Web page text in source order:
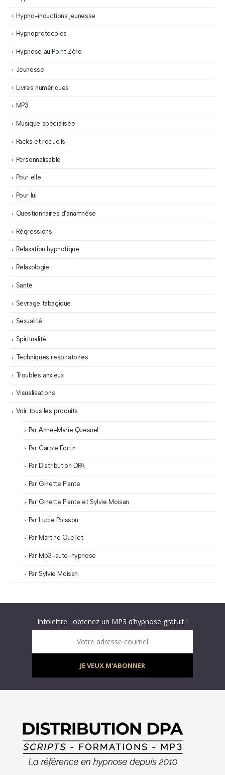
Hypno-inductions jeunesse
Hypnoprotocoles
Hypnose au Point Zéro
Jeunesse
Livres numériques
MP3
Musique spécialisée
Packs et recueils
Personnalisable
Pour elle
Pour lui
Questionnaires d’anamnèse
Régressions
Relaxation hypnotique
Relaxologie
Santé
Sevrage tabagique
Sexualité
Spiritualité
Techniques respiratoires
Troubles anxieux
Visualisations
Voir tous les produits
Par Anne-Marie Quesnel
Par Carole Fortin
Par Distribution DPA
Par Ginette Plante
Par Ginette Plante et Sylvie Moisan
Par Lucie Poisson
Par Martine Ouellet
Par Mp3-auto-hypnose
Par Sylvie Moisan
Infolettre : obtenez un MP3 d’hypnose gratuit !
Votre adresse courriel
JE VEUX M'ABONNER